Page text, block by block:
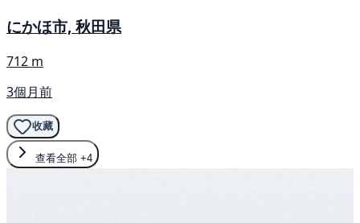
にかほ市, 秋田県
712 m
3個月前
收藏
查看全部 +4